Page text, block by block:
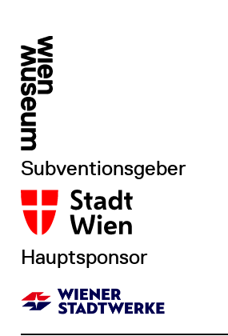
Subventionsgeber
Hauptsponsor